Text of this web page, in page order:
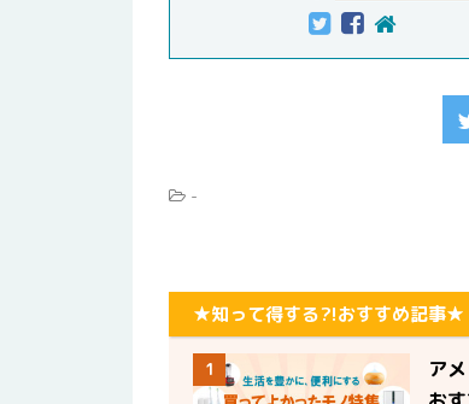
-
★知って得する?!おすすめ記事★
1
ア